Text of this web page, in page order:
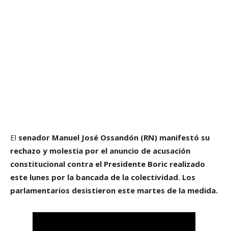
El senador Manuel José Ossandón (RN) manifestó su
rechazo y molestia por el anuncio de acusación
constitucional contra el Presidente Boric realizado
este lunes por la bancada de la colectividad. Los
parlamentarios desistieron este martes de la medida.